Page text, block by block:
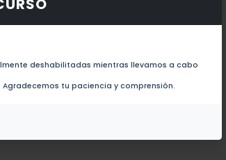
deshabilitadas mientras llevamos a cabo
tu paciencia y comprensión.